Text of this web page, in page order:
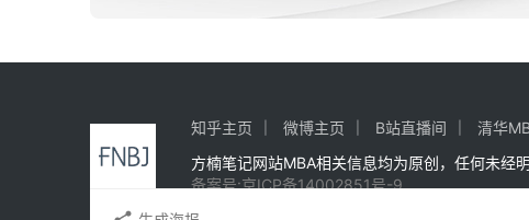
知乎主页 微博主页 B站直播间 清华
方楠笔记网站MBA相关信息均为原创，任何未经
备案号:京ICP备14002851号-9